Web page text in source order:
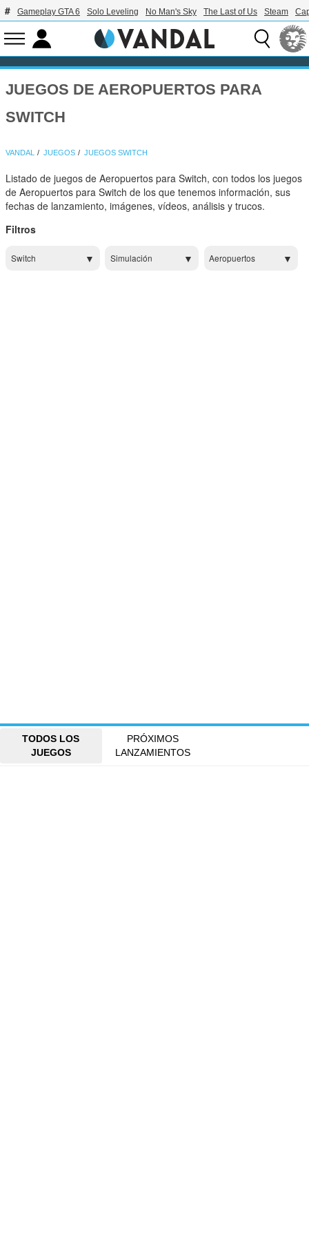
Gameplay GTA 6 Solo Leveling No Man's Sky The Last of Us Steam
JUEGOS DE AEROPUERTOS PARA
SWITCH
VANDAL JUEGOS JUEGOS SWITCH
Listado de juegos de Aeropuertos para Switch, con todos los juegos
de Aeropuertos para Switch de los que tenemos información, sus
fechas de lanzamiento, imágenes, vídeos, análisis y trucos.
Filtros
Switch Simulación Aeropuertos
TODOS LOS
JUEGOS
PRÓXIMOS
LANZAMIENTOS